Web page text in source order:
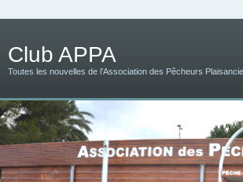
Club APPA
Toutes les nouvelles de l’Association des Pêcheurs